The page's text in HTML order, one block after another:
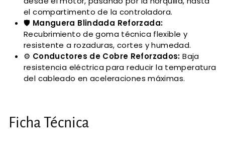
el compartimento de la controladora.
🛡️ Manguera Blindada Reforzada:
Recubrimiento de goma técnica flexible y
resistente a rozaduras, cortes y humedad.
⚙️ Conductores de Cobre Reforzados: Baja
resistencia eléctrica para reducir la temperatura
del cableado en aceleraciones máximas.
Ficha Técnica